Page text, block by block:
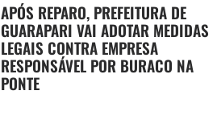
APÓS REPARO, PREFEITURA DE
GUARAPARI VAI ADOTAR MEDIDAS
LEGAIS CONTRA EMPRESA
RESPONSÁVEL POR BURACO NA
PONTE